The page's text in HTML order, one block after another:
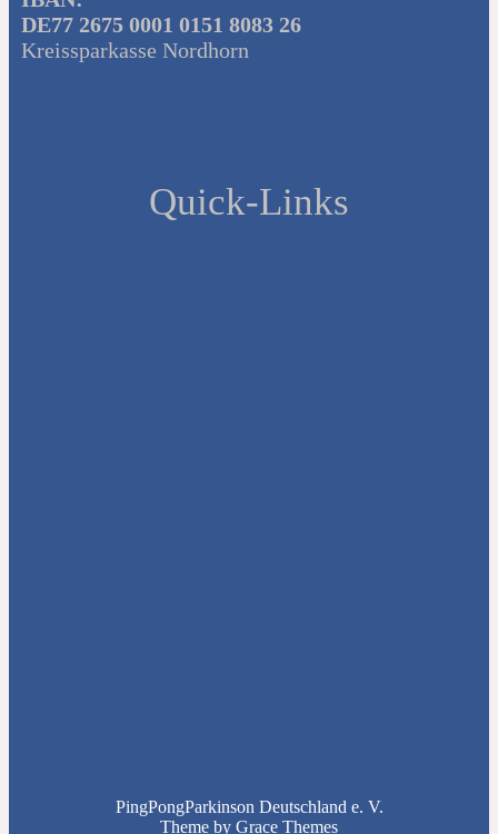
DE77 2675 0001 0151 8083 26
Kreissparkasse Nordhorn
Quick-Links
PingPongParkinson Deutschland e. V.
Theme by Grace Themes